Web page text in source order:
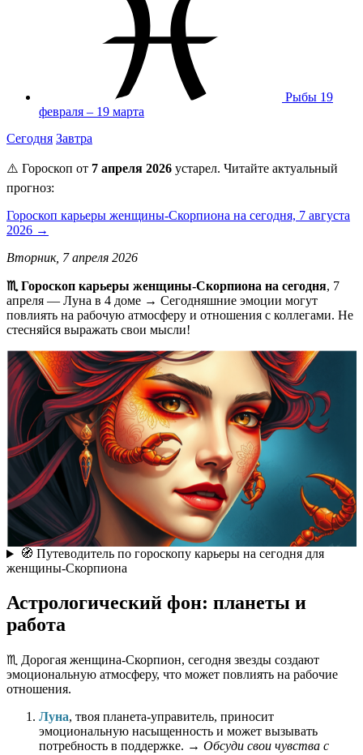
Рыбы 19
февраля – 19 марта
Сегодня Завтра
⚠️ Гороскоп от 7 апреля 2026 устарел. Читайте актуальный
прогноз:
Гороскоп карьеры женщины-Скорпиона на сегодня, 7 августа
2026 →
Вторник, 7 апреля 2026
♏️ Гороскоп карьеры женщины-Скорпиона на сегодня, 7
апреля — Луна в 4 доме → Сегодняшние эмоции могут
повлиять на рабочую атмосферу и отношения с коллегами. Не
стесняйся выражать свои мысли!
🧭 Путеводитель по гороскопу карьеры на сегодня для
женщины-Скорпиона
Астрологический фон: планеты и
работа
♏️ Дорогая женщина-Скорпион, сегодня звезды создают
эмоциональную атмосферу, что может повлиять на рабочие
отношения.
Луна, твоя планета-управитель, приносит
эмоциональную насыщенность и может вызывать
потребность в поддержке. → Обсуди свои чувства с